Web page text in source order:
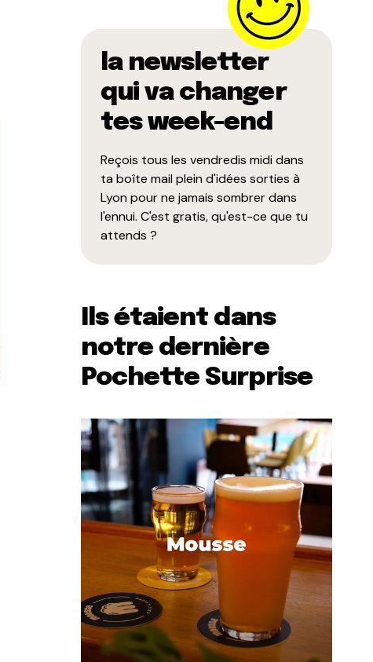
la newsletter
qui va changer
tes week-end
Reçois tous les vendredis midi dans
ta boîte mail plein d'idées sorties à
Lyon pour ne jamais sombrer dans
l'ennui. C'est gratis, qu'est-ce que tu
attends ?
Ils étaient dans
notre dernière
Pochette Surprise